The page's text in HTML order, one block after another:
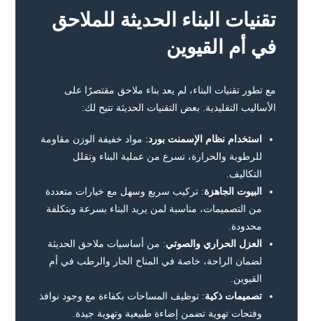
تقنيات البناء الحديثة للملاحق
في أم القيوين
مع تطور تقنيات البناء، لم يعد بناء ملاحق مقتصرًا على
الأساليب التقليدية. بعض التقنيات الحديثة تتيح لك:
استخدام نظام الإسمنت بورد: مواد خفيفة الوزن مقاومة
للرطوبة والحرارة، تسرع من عملية البناء وتقلل
التكاليف.
البيوت الجاهزة: تركيب سريع وسهل مع خيارات متعددة
من التصميمات، مناسبة لمن يريد البناء بسرعة وبتكلفة
محدودة.
العزل الحراري والصوتي: من أساسيات ملاحق الحديثة
لضمان الراحة، خاصة في المناخ الحار والرطب في أم
القيوين.
تصميمات ذكية: توظيف المساحات بكفاءة مع وجود نوافذ
وفتحات تهوية تضمن إضاءة طبيعية وتهوية جيدة.